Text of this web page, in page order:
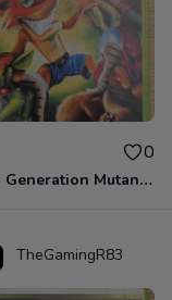
0
Crash - Generation Mutant Xbox 360
TheGamingR83